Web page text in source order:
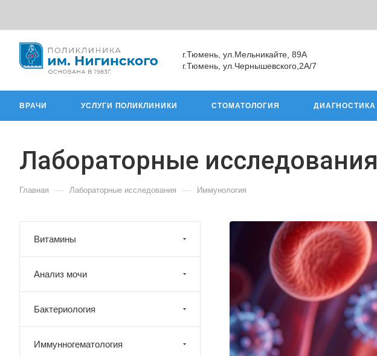
г.Тюмень, ул.Мельникайте, 89А
г.Тюмень, ул.Чернышевского,2А/7
ВРАЧИ УСЛУГИ ПОЛИКЛИНИКИ СТОМАТОЛОГИЯ ДИАГНОСТИКА
Лабораторные исследования
Главная — Лабораторные исследования — Иммунология
Витамины
Анализ мочи
Бактериология
Иммунногематология